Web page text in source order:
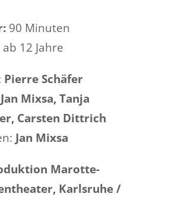
90 Minuten
ab 12 Jahre
Pierre Schäfer
Jan Mixsa, Tanja
Carsten Dittrich
Jan Mixsa
Marotte-
Karlsruhe /